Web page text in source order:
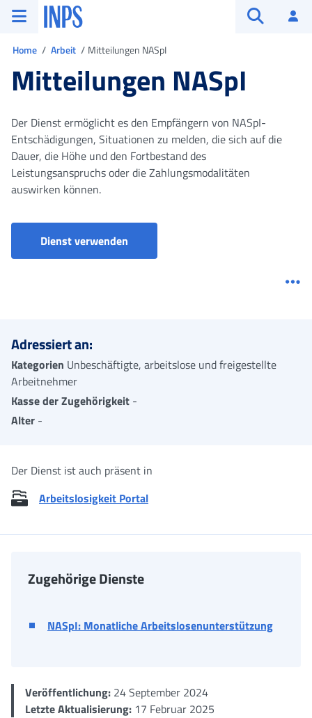
Zum Hauptmenü
Zum Hauptinhalt springen
Zu der Fußzeile
INPS ()
Home Arbeit Mitteilungen NASpI
Mitteilungen NASpI
Der Dienst ermöglicht es den Empfängern von NASpI-
Entschädigungen, Situationen zu melden, die sich auf die
Dauer, die Höhe und den Fortbestand des
Leistungsanspruchs oder die Zahlungsmodalitäten
auswirken können.
Dienst verwenden
Adressiert an:
Kategorien Unbeschäftigte, arbeitslose und freigestellte
Arbeitnehmer
Kasse der Zugehörigkeit -
Alter -
Der Dienst ist auch präsent in
Arbeitslosigkeit Portal
Veröffentlichung: 24 September 2024
Letzte Aktualisierung: 17 Februar 2025
Zugehörige Dienste
NASpI: Monatliche Arbeitslosenunterstützung